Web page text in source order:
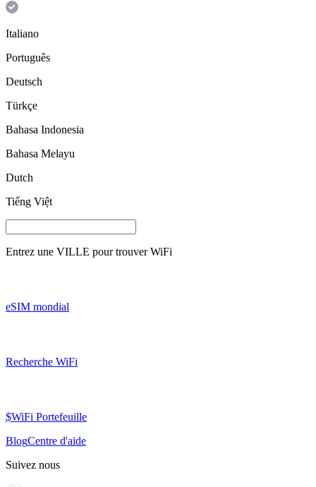
Italiano
Português
Deutsch
Türkçe
Bahasa Indonesia
Bahasa Melayu
Dutch
Tiếng Việt
Entrez une VILLE pour trouver WiFi
eSIM mondial
Recherche WiFi
$WiFi Portefeuille
BlogCentre d'aide
Suivez nous